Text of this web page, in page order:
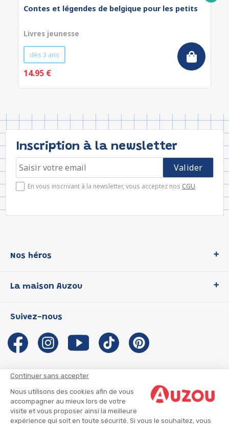
Continuer sans accepter
Nous utilisons des cookies afin de vous
accompagner au mieux lors de votre
visite et vous proposer ainsi la meilleure
expérience qui soit en toute sécurité. Si vous le souhaitez, vous
Contes et légendes de belgique pour les petits
Livres jeunesse
dès 3 ans
14.95 €
Inscription à la newsletter
En vous inscrivant à la newsletter, vous acceptez nos CGU.
Nos héros
P'tit Loup
Les Influenceuses
Migali
Petite Taupe
La maison Auzou
Notre histoire
Auzou s'engage
Auteurs et illustrateurs Auzou
Suivre mon colis
Infos consommateur
Suivez-nous
CGU
CGV